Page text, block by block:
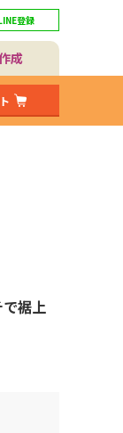
登録
成
裾上